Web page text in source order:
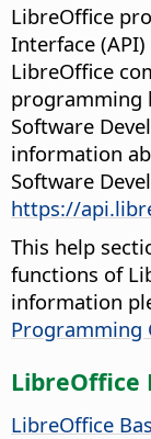
LibreOffice
Interface
LibreOffice
programming
Software
information
Software
https://
This help
functions of
information
Programming
LibreOffice
LibreOffice